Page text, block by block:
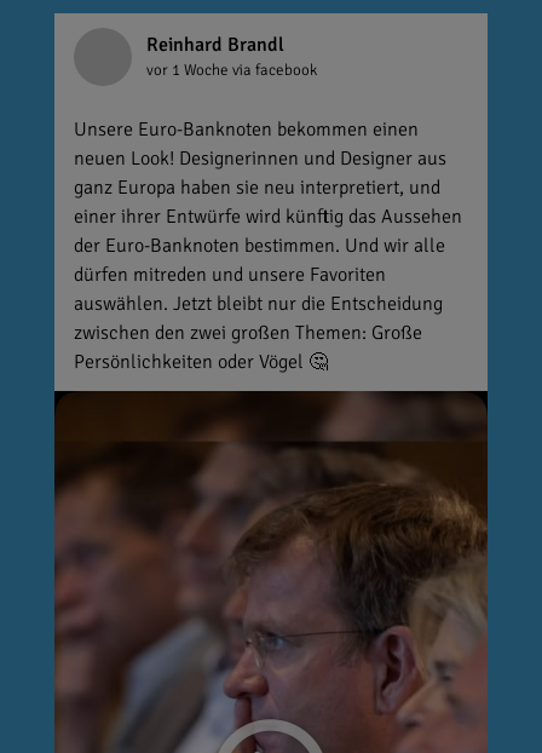
Reinhard Brandl
vor 1 Woche via facebook
Unsere Euro-Banknoten bekommen einen
neuen Look! Designerinnen und Designer aus
ganz Europa haben sie neu interpretiert, und
einer ihrer Entwürfe wird künftig das Aussehen
der Euro-Banknoten bestimmen. Und wir alle
dürfen mitreden und unsere Favoriten
auswählen. Jetzt bleibt nur die Entscheidung
zwischen den zwei großen Themen: Große
Persönlichkeiten oder Vögel 🤔